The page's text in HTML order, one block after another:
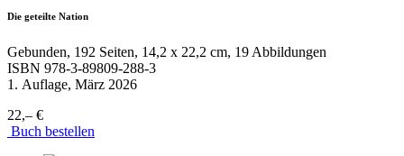
Die geteilte Nation
Gebunden, 192 Seiten, 14,2 x 22,2 cm, 19 Abbildungen
ISBN 978-3-89809-288-3
1. Auflage, März 2026
22,– €
Buch bestellen